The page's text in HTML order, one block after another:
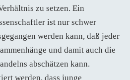
zu setzen. Ein
ist nur schwer
werden kann, daß jeder
und damit auch die
abschätzen kann.
werden, dass junge